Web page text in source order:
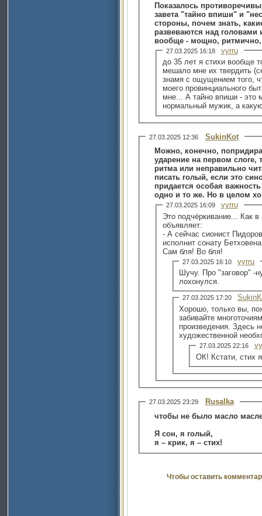
Показалось
завета "тайно впиши" и
стороны, почем знать,
развеваются над
вообще - мощно, ритмично,
27.03.2025 16:18
vyrru
до 35 лет я стихи вообще
мешало мне их твердить
знамя с ощущением того,
моего провинциального
мне... А тайно впиши - это
нормальный мужик, а
27.03.2025 12:36
SukinKot
Можно, конечно,
ударение на первом слоге,
ритма или неправильно
писать голый, если это
придается особая
одно и то же. Но в целом
27.03.2025 16:09
vyrru
Это подчёркивание... Как
объявляет:
- А сейчас сионист
исполнит сонату
Сам бля! Во бля!
27.03.2025 16:10
vyrru
Шучу. Про "заговор" -
лохонулся.
27.03.2025 17:20
Хорошо, только вы,
забивайте
произведения. Здесь
художественной
27.03.2025 22:16
ОК! Кстати, стих
27.03.2025 23:29
Rusalka
чтобы не было масло
Я сон, я голый,
я – крик, я – стих!
Чтобы оставить